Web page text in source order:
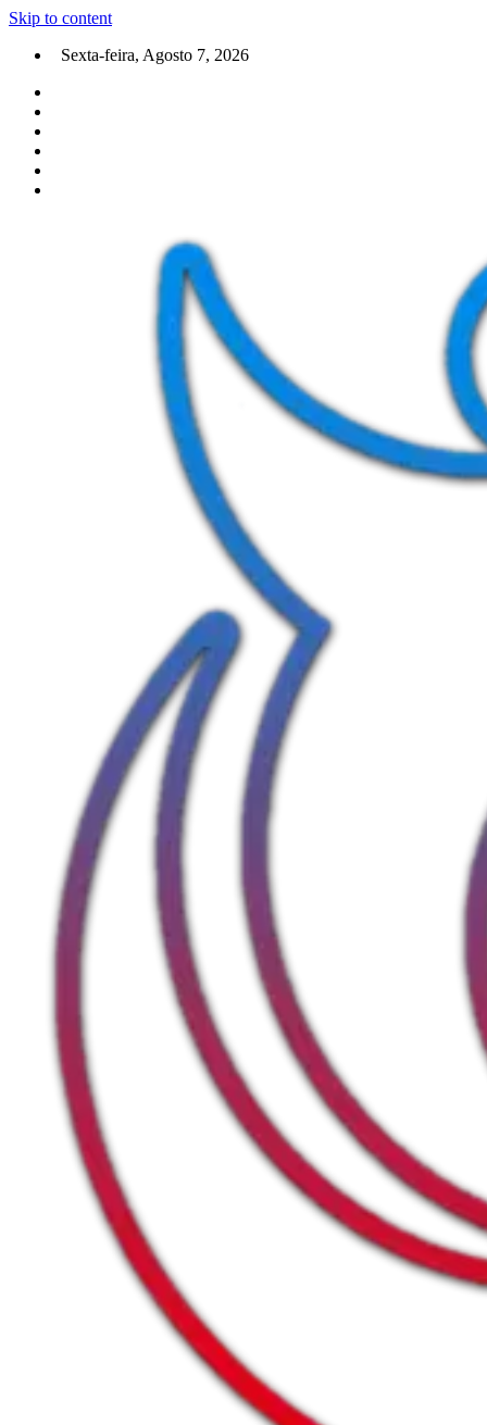
Skip to content
Sexta-feira, Agosto 7, 2026